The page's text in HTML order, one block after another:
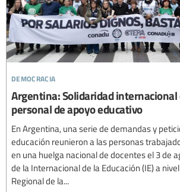
democracia
Argentina: Solidaridad internacional
personal de apoyo educativo
En Argentina, una serie de demandas y
educación reunieron a las personas
en una huelga nacional de docentes el 3 de
de la Internacional de la Educación (IE) a
Regional de la...